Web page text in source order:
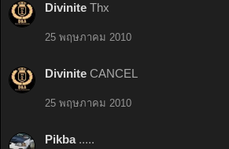
Divinite Thx
25 พฤษภาคม 2010
Divinite CANCEL
25 พฤษภาคม 2010
Pikba .....